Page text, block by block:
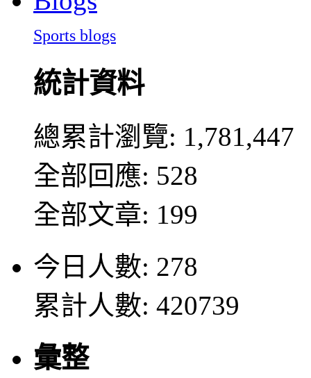
Sports blogs
統計資料
總累計瀏覽: 1,781,447
全部回應: 528
全部文章: 199
今日人數: 278
累計人數: 420739
彙整